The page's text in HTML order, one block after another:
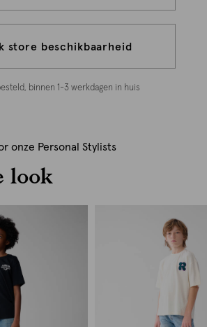
store beschikbaarheid
binnen 1-3 werkdagen in huis
onze Personal Stylists
look